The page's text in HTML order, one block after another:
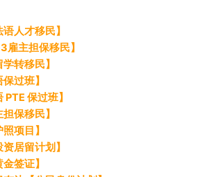
人才移民】
雇主担保移民】
转移民】
过班】
保过班】
保移民】
项目】
居留计划】
签证】